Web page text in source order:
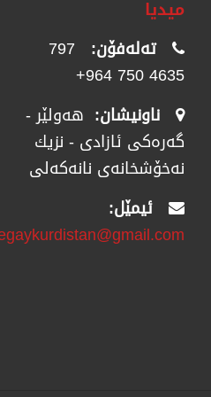
میدیا
تەلەفۆن: 797
4635 750 964+
ناونیشان: هەولێر -
گەرەکی ئازادی - نزیك
نەخۆشخانەی نانەکەلی
ئیمێل: